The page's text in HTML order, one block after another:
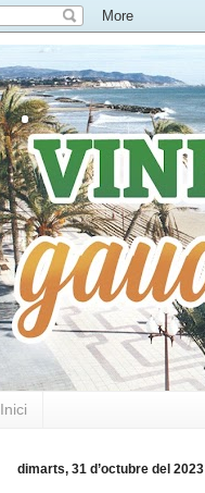
.
Inici
dimarts, 31 d’octubre del 2023